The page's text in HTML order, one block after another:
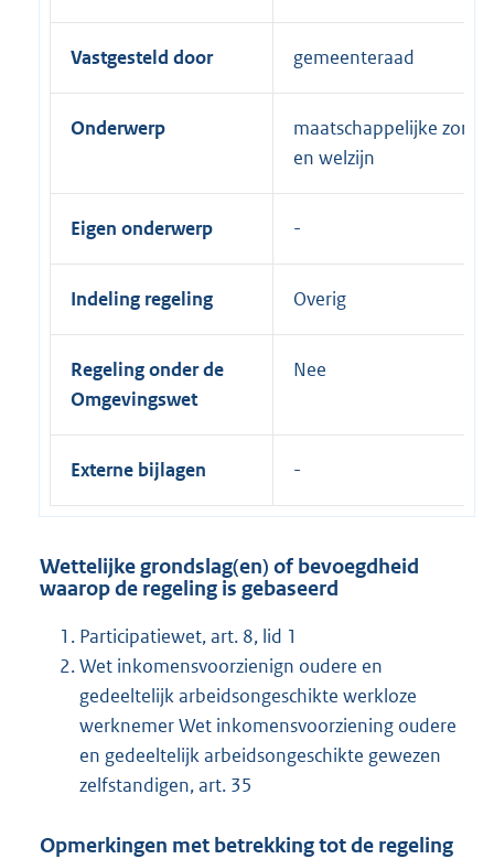
Vastgesteld door gemeenteraad
Onderwerp
maatschappelijke zorg
en welzijn
Eigen onderwerp
Indeling regeling Overig
Regeling onder de
Omgevingswet
Nee
Externe bijlagen
Wettelijke grondslag(en) of bevoegdheid
waarop de regeling is gebaseerd
Participatiewet, art. 8, lid 1
Wet inkomensvoorzienign oudere en
gedeeltelijk arbeidsongeschikte werkloze
werknemer Wet inkomensvoorziening oudere
en gedeeltelijk arbeidsongeschikte gewezen
zelfstandigen, art. 35
Opmerkingen met betrekking tot de regeling